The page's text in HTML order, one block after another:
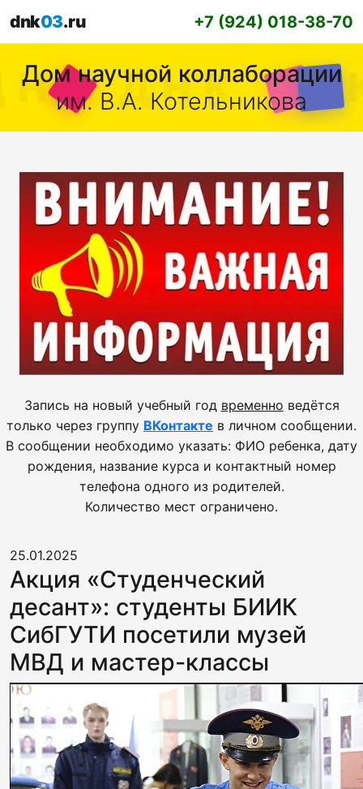
dnk03.ru +7 (924) 018-38-70
Дом научной коллаборации
им. В.А. Котельникова
Запись на новый учебный год временно ведётся
только через группу ВКонтакте в личном сообщении.
В сообщении необходимо указать: ФИО ребенка, дату
рождения, название курса и контактный номер
телефона одного из родителей.
Количество мест ограничено.
25.01.2025
Акция «Студенческий
десант»: студенты БИИК
СибГУТИ посетили музей
МВД и мастер-классы